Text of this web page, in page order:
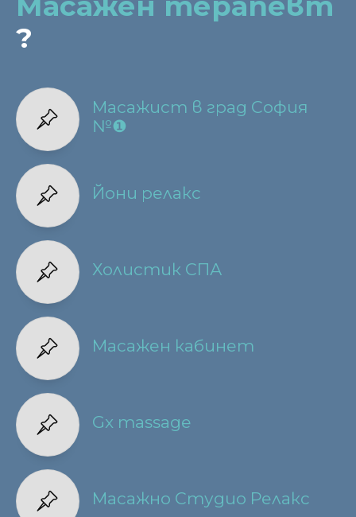
?
Масажист в град София
№❶
Йони релакс
Холистик СПА
Масажен кабинет
Gx massage
Масажно Студио Релакс